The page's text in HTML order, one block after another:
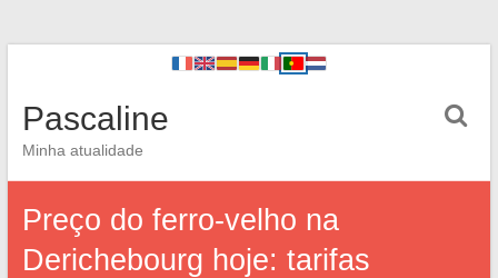
Pascaline
Minha atualidade
Preço do ferro-velho na
Derichebourg hoje: tarifas